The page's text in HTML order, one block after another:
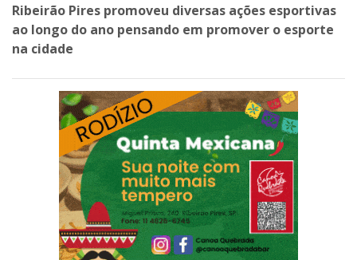
Ribeirão Pires promoveu diversas ações esportivas
ao longo do ano pensando em promover o esporte
na cidade